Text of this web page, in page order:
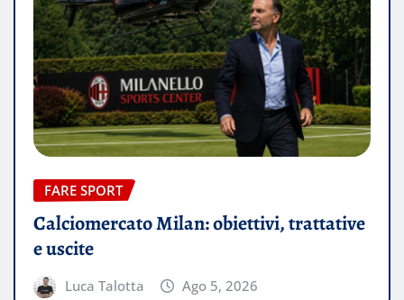
FARE SPORT
Calciomercato Milan: obiettivi, trattative
e uscite
Luca Talotta Ago 5, 2026